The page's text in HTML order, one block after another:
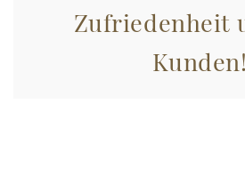
Zufriedenheit
Kunden!